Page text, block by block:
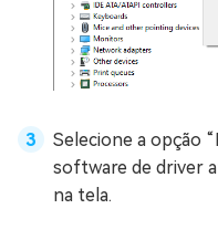
Selecione a opção
software de driver
na tela.